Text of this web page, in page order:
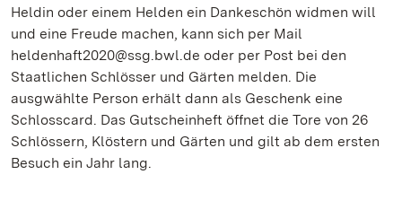
Heldin oder einem Helden ein Dankeschön widmen will
und eine Freude machen, kann sich per Mail
heldenhaft2020@ssg.bwl.de oder per Post bei den
Staatlichen Schlösser und Gärten melden. Die
ausgwählte Person erhält dann als Geschenk eine
Schlosscard. Das Gutscheinheft öffnet die Tore von 26
Schlössern, Klöstern und Gärten und gilt ab dem ersten
Besuch ein Jahr lang.